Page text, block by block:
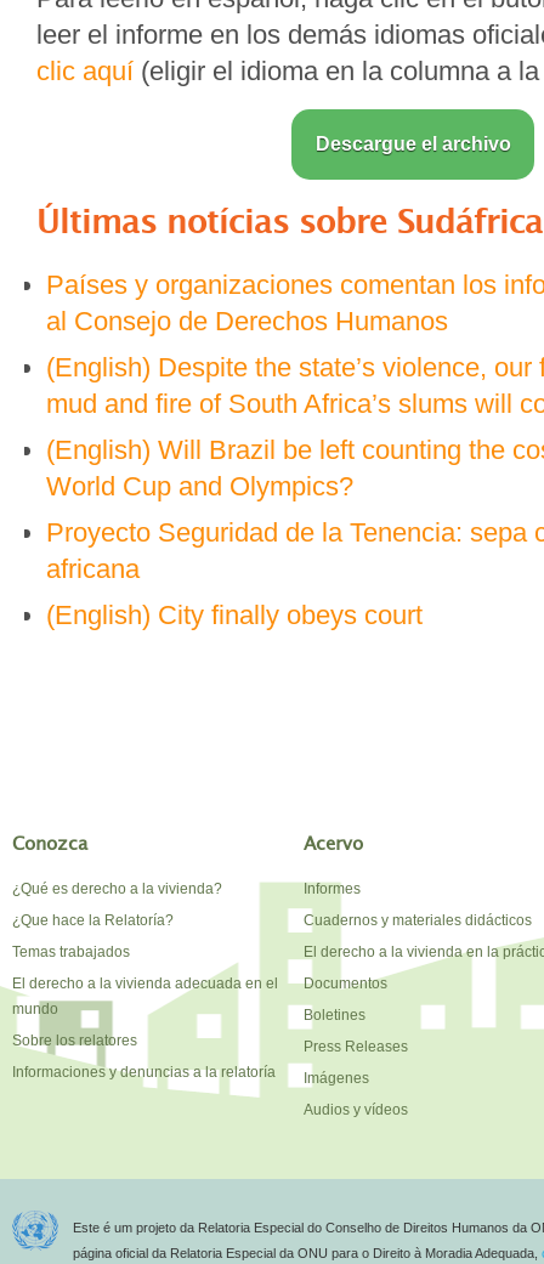
leer el informe en los demás idiomas
clic aquí (eligir el idioma en la columna a
Descargue el archivo
Últimas notícias sobre Sudáfrica
Países y organizaciones comentan los
al Consejo de Derechos Humanos
(English) Despite the state’s violence,
mud and fire of South Africa’s slums will
(English) Will Brazil be left counting the
World Cup and Olympics?
Proyecto Seguridad de la Tenencia: sepa
africana
(English) City finally obeys court
Conozca
¿Qué es derecho a la vivienda?
¿Que hace la Relatoría?
Temas trabajados
El derecho a la vivienda adecuada en el
mundo
Sobre los relatores
Informaciones y denuncias a la relatoría
Acervo
Informes
Cuadernos y materiales didácticos
El derecho a la vivienda en la
Documentos
Boletines
Press Releases
Imágenes
Audios y vídeos
Este é um projeto da Relatoria Especial do Conselho de Direitos Humanos da
página oficial da Relatoria Especial da ONU para o Direito à Moradia Adequada,